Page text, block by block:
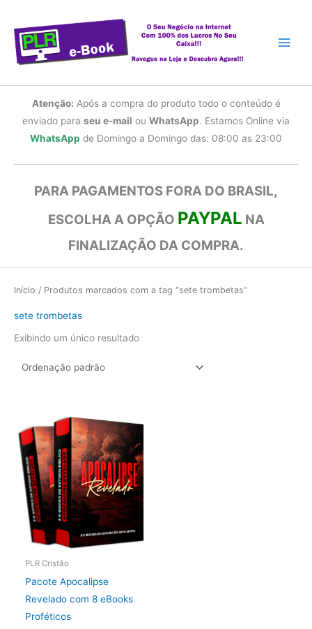
conteúdo
Atenção: Após a compra do produto todo o conteúdo é
enviado para seu e-mail ou WhatsApp. Estamos Online via
WhatsApp de Domingo a Domingo das: 08:00 as 23:00
PARA PAGAMENTOS FORA DO BRASIL,
ESCOLHA A OPÇÃO PAYPAL NA
FINALIZAÇÃO DA COMPRA.
Início / Produtos marcados com a tag “sete trombetas”
sete trombetas
Exibindo um único resultado
PLR Cristão
Pacote Apocalipse
Revelado com 8 eBooks
Proféticos